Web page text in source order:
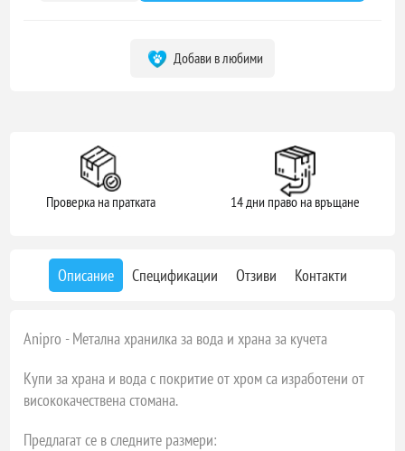
Добави в любими
Проверка на пратката 14 дни право на връщане
Описание Спецификации Отзиви Контакти
Аnipro - Метална хранилка за вода и храна за кучета
Купи за храна и вода с покритие от хром са изработени от
висококачествена стомана.
Предлагат се в следните размери: